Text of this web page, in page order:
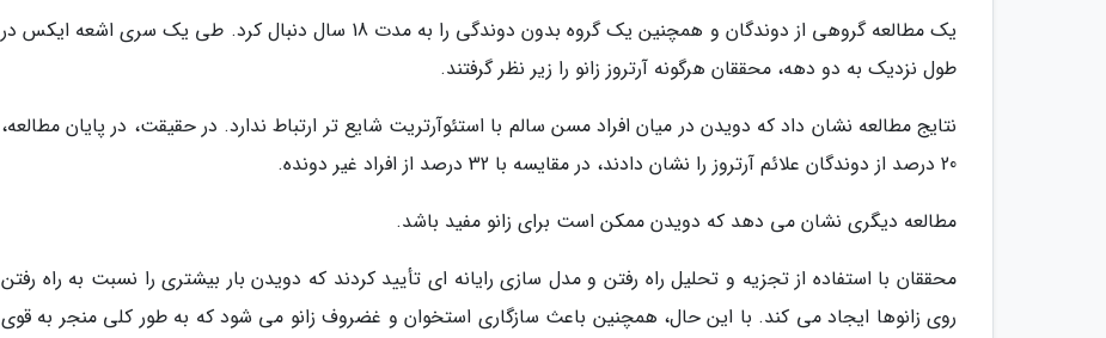
یک مطالعه گروهی از دوندگان و همچنین یک گروه بدون دوندگی را به مدت 18 سال دنبال کرد. طی یک سری اشعه ایکس در
طول نزدیک به دو دهه، محققان هرگونه آرتروز زانو را زیر نظر گرفتند.
نتایج مطالعه نشان داد که دویدن در میان افراد مسن سالم با استئوآرتریت شایع تر ارتباط ندارد. در حقیقت، در پایان مطالعه،
20 درصد از دوندگان علائم آرتروز را نشان دادند، در مقایسه با 32 درصد از افراد غیر دونده.
مطالعه دیگری نشان می دهد که دویدن ممکن است برای زانو مفید باشد.
محققان با استفاده از تجزیه و تحلیل راه رفتن و مدل سازی رایانه ای تأیید کردند که دویدن بار بیشتری را نسبت به راه رفتن
روی زانوها ایجاد می کند. با این حال، همچنین باعث سازگاری استخوان و غضروف زانو می شود که به طور کلی منجر به قوی